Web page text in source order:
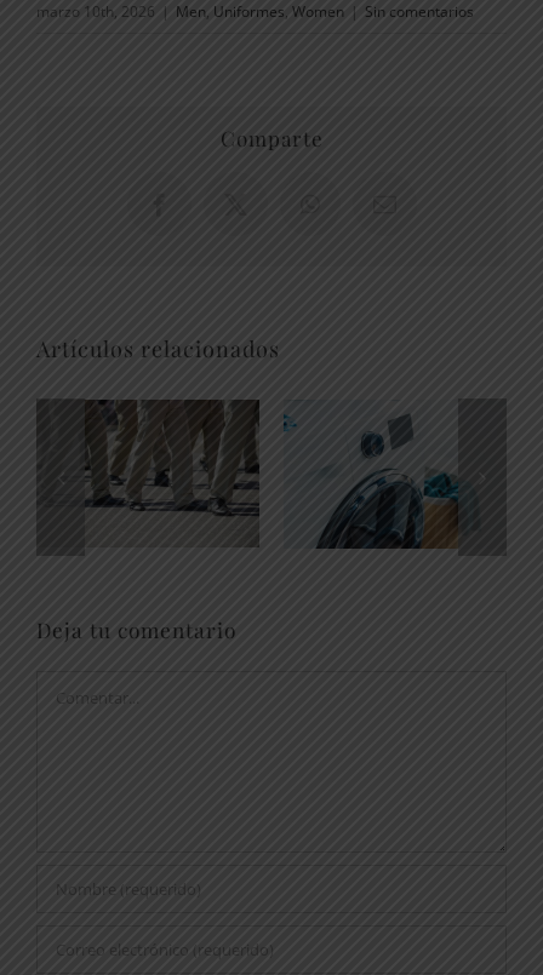
marzo 10th, 2026 | Men, Uniformes, Women Sin comentarios
Comparte
Artículos relacionados
Deja tu comentario
Comentar